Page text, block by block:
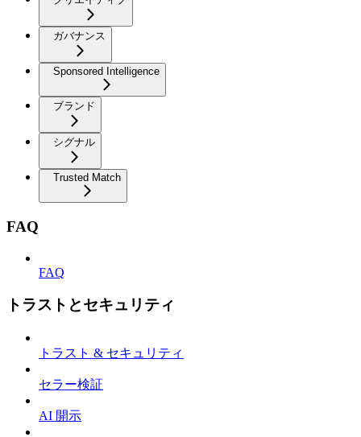
ガバナンス
Sponsored Intelligence
ブランド
シグナル
Trusted Match
FAQ
FAQ
トラストとセキュリティ
トラスト & セキュリティ
セラー検証
AI 開示